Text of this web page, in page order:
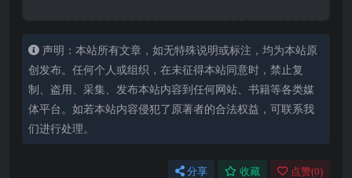
声明：本站所有文章，如无特殊说明或标注，均为本站原
创发布。任何个人或组织，在未征得本站同意时，禁止复
制、盗用、采集、发布本站内容到任何网站、书籍等各类媒
体平台。如若本站内容侵犯了原著者的合法权益，可联系我
们进行处理。
分享 收藏 点赞(0)